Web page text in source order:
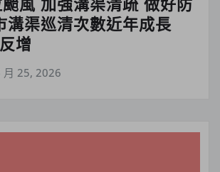
溝渠巡清次數近年成長
增
月 25, 2026